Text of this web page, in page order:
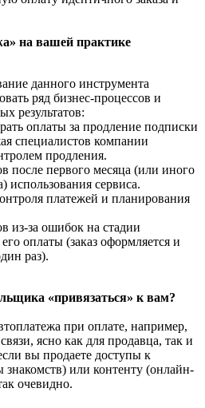
на вашей практике
данного инструмента
ряд бизнес-процессов и
результатов:
оплаты за продление подписки
специалистов компании
продления.
после первого месяца (или иного
использования сервиса.
платежей и планирования
из-за ошибок на стадии
оплаты (заказ оформляется и
раз).
«привязаться» к вам?
при оплате, например,
ясно как для продавца, так и
вы продаете доступы к
или контенту (онлайн-
очевидно.